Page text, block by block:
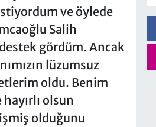
ve öylede
Salih
destek gördüm. Ancak
lüzumsuz
oldu. Benim
olsun
olduğunu